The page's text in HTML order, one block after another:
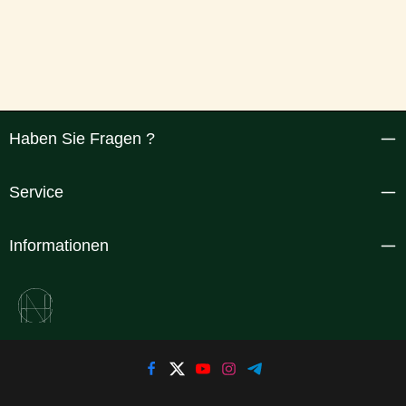
Haben Sie Fragen ?
Service
Informationen